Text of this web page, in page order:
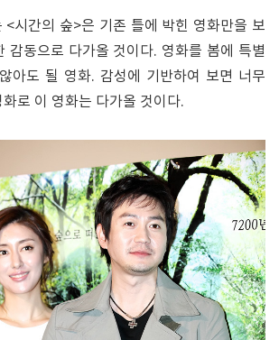
<시간의 숲>은 기존 틀에 박힌 영화만을 보
감동으로 다가올 것이다. 영화를 봄에 특별
아도 될 영화. 감성에 기반하여 보면 너무
로 이 영화는 다가올 것이다.